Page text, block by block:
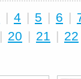
| 4 | 5 | 6 |
| 20 | 21 | 22